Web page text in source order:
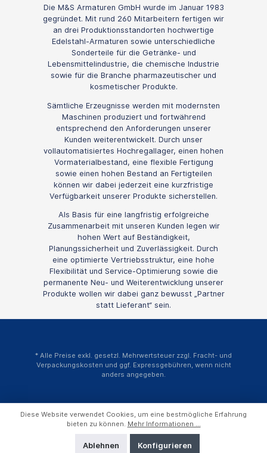
Die M&S Armaturen GmbH wurde im Januar 1983
gegründet. Mit rund 260 Mitarbeitern fertigen wir
an drei Produktionsstandorten hochwertige
Edelstahl-Armaturen sowie unterschiedliche
Sonderteile für die Getränke- und
Lebensmittelindustrie, die chemische Industrie
sowie für die Branche pharmazeutischer und
kosmetischer Produkte.
Sämtliche Erzeugnisse werden mit modernsten
Maschinen produziert und fortwährend
entsprechend den Anforderungen unserer
Kunden weiterentwickelt. Durch unser
vollautomatisiertes Hochregallager, einen hohen
Vormaterialbestand, eine flexible Fertigung
sowie einen hohen Bestand an Fertigteilen
können wir dabei jederzeit eine kurzfristige
Verfügbarkeit unserer Produkte sicherstellen.
Als Basis für eine langfristig erfolgreiche
Zusammenarbeit mit unseren Kunden legen wir
hohen Wert auf Beständigkeit,
Planungssicherheit und Zuverlässigkeit. Durch
eine optimierte Vertriebsstruktur, eine hohe
Flexibilität und Service-Optimierung sowie die
permanente Neu- und Weiterentwicklung unserer
Produkte wollen wir dabei ganz bewusst „Partner
statt Lieferant“ sein.
* Alle Preise exkl. gesetzl. Mehrwertsteuer zzgl. Fracht- und
Verpackungskosten und ggf. Expressgebühren, wenn nicht
anders angegeben.
Diese Website verwendet Cookies, um eine bestmögliche Erfahrung
bieten zu können. Mehr Informationen ...
Ablehnen Konfigurieren